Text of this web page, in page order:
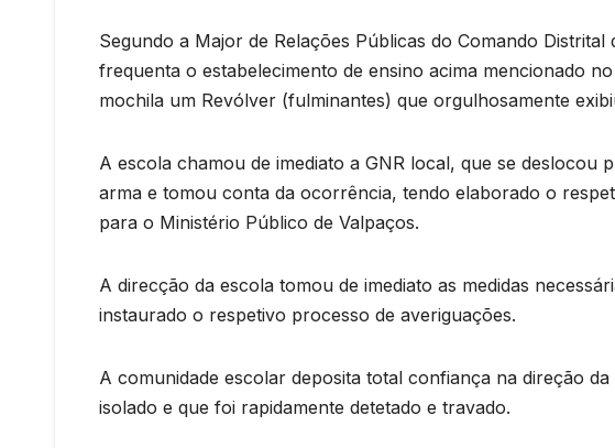
Segundo a Major de Relações Públicas do Comando
frequenta o estabelecimento de ensino acima mencionado
mochila um Revólver (fulminantes) que orgulhosamente
A escola chamou de imediato a GNR local, que se deslocou
arma e tomou conta da ocorrência, tendo elaborado o
para o Ministério Público de Valpaços.
A direcção da escola tomou de imediato as medidas
instaurado o respetivo processo de averiguações.
A comunidade escolar deposita total confiança na direção
isolado e que foi rapidamente detetado e travado.